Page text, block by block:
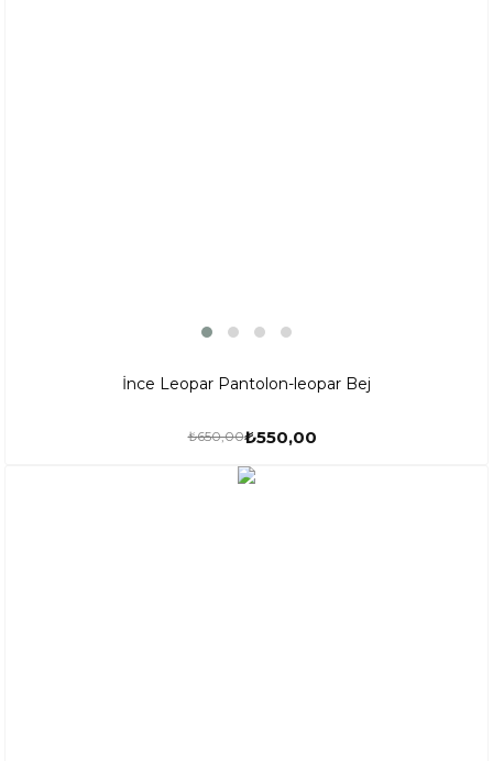
İnce Leopar Pantolon-leopar Bej
₺650,00₺550,00